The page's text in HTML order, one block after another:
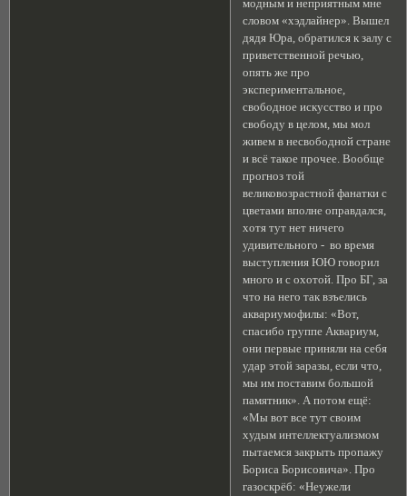
модным и неприятным мне
словом «хэдлайнер». Вышел
дядя Юра, обратился к залу с
приветственной речью,
опять же про
экспериментальное,
свободное искусство и про
свободу в целом, мы мол
живем в несвободной стране
и всё такое прочее. Вообще
прогноз той
великовозрастной фанатки с
цветами вполне оправдался,
хотя тут нет ничего
удивительного - во время
выступления ЮЮ говорил
много и с охотой. Про БГ, за
что на него так взъелись
аквариумофилы: «Вот,
спасибо группе Аквариум,
они первые приняли на себя
удар этой заразы, если что,
мы им поставим большой
памятник». А потом ещё:
«Мы вот все тут своим
худым интеллектуализмом
пытаемся закрыть пропажу
Бориса Борисовича». Про
газоскрёб: «Неужели